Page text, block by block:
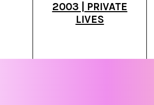
2003 | PRIVATE
LIVES